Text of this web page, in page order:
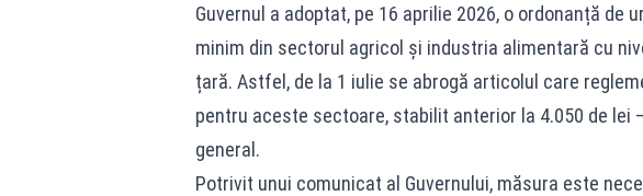
Guvernul a adoptat, pe 16 aprilie 2026, o ordonanță de
minim din sectorul agricol și industria alimentară cu
țară. Astfel, de la 1 iulie se abrogă articolul care
pentru aceste sectoare, stabilit anterior la 4.050 de lei
general.
Potrivit unui comunicat al Guvernului, măsura este